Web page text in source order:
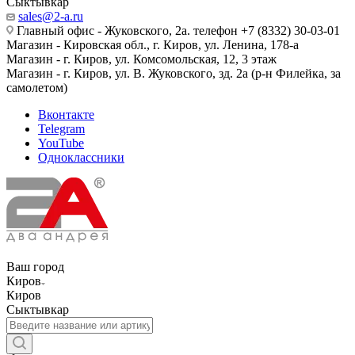
sales@2-a.ru
Главный офис - Жуковского, 2а. телефон +7 (8332) 30-03-01
Магазин - Кировская обл., г. Киров, ул. Ленина, 178-а
Магазин - г. Киров, ул. Комсомольская, 12, 3 этаж
Магазин - г. Киров, ул. В. Жуковского, зд. 2а (р-н Филейка, за
самолетом)
Вконтакте
Telegram
YouTube
Одноклассники
Ваш город
Киров
Киров
Сыктывкар